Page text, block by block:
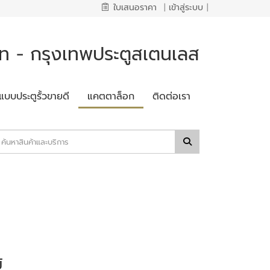
ใบเสนอราคา | เข้าสู่ระบบ |
- กรุงเทพประตูสเตนเลส
แบบประตูรั้วขายดี แคตตาล็อก ติดต่อเรา